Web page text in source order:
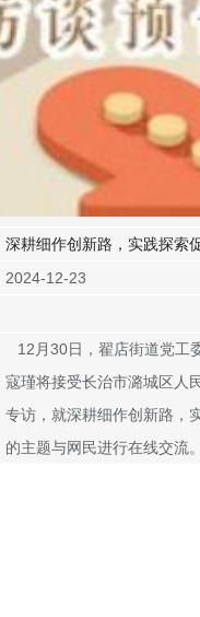
深耕细作创新路，实践探索
2024-12-23
12月30日，翟店街道党工
寇瑾将接受长治市潞城区人
专访，就深耕细作创新路，
的主题与网民进行在线交流。